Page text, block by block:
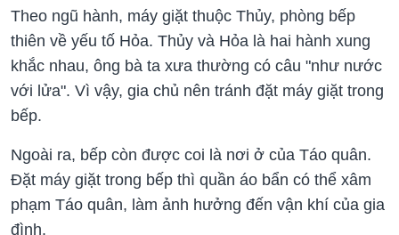
Theo ngũ hành, máy giặt thuộc Thủy, phòng bếp
thiên về yếu tố Hỏa. Thủy và Hỏa là hai hành xung
khắc nhau, ông bà ta xưa thường có câu "như nước
với lửa". Vì vậy, gia chủ nên tránh đặt máy giặt trong
bếp.
Ngoài ra, bếp còn được coi là nơi ở của Táo quân.
Đặt máy giặt trong bếp thì quần áo bẩn có thể xâm
phạm Táo quân, làm ảnh hưởng đến vận khí của gia
đình.